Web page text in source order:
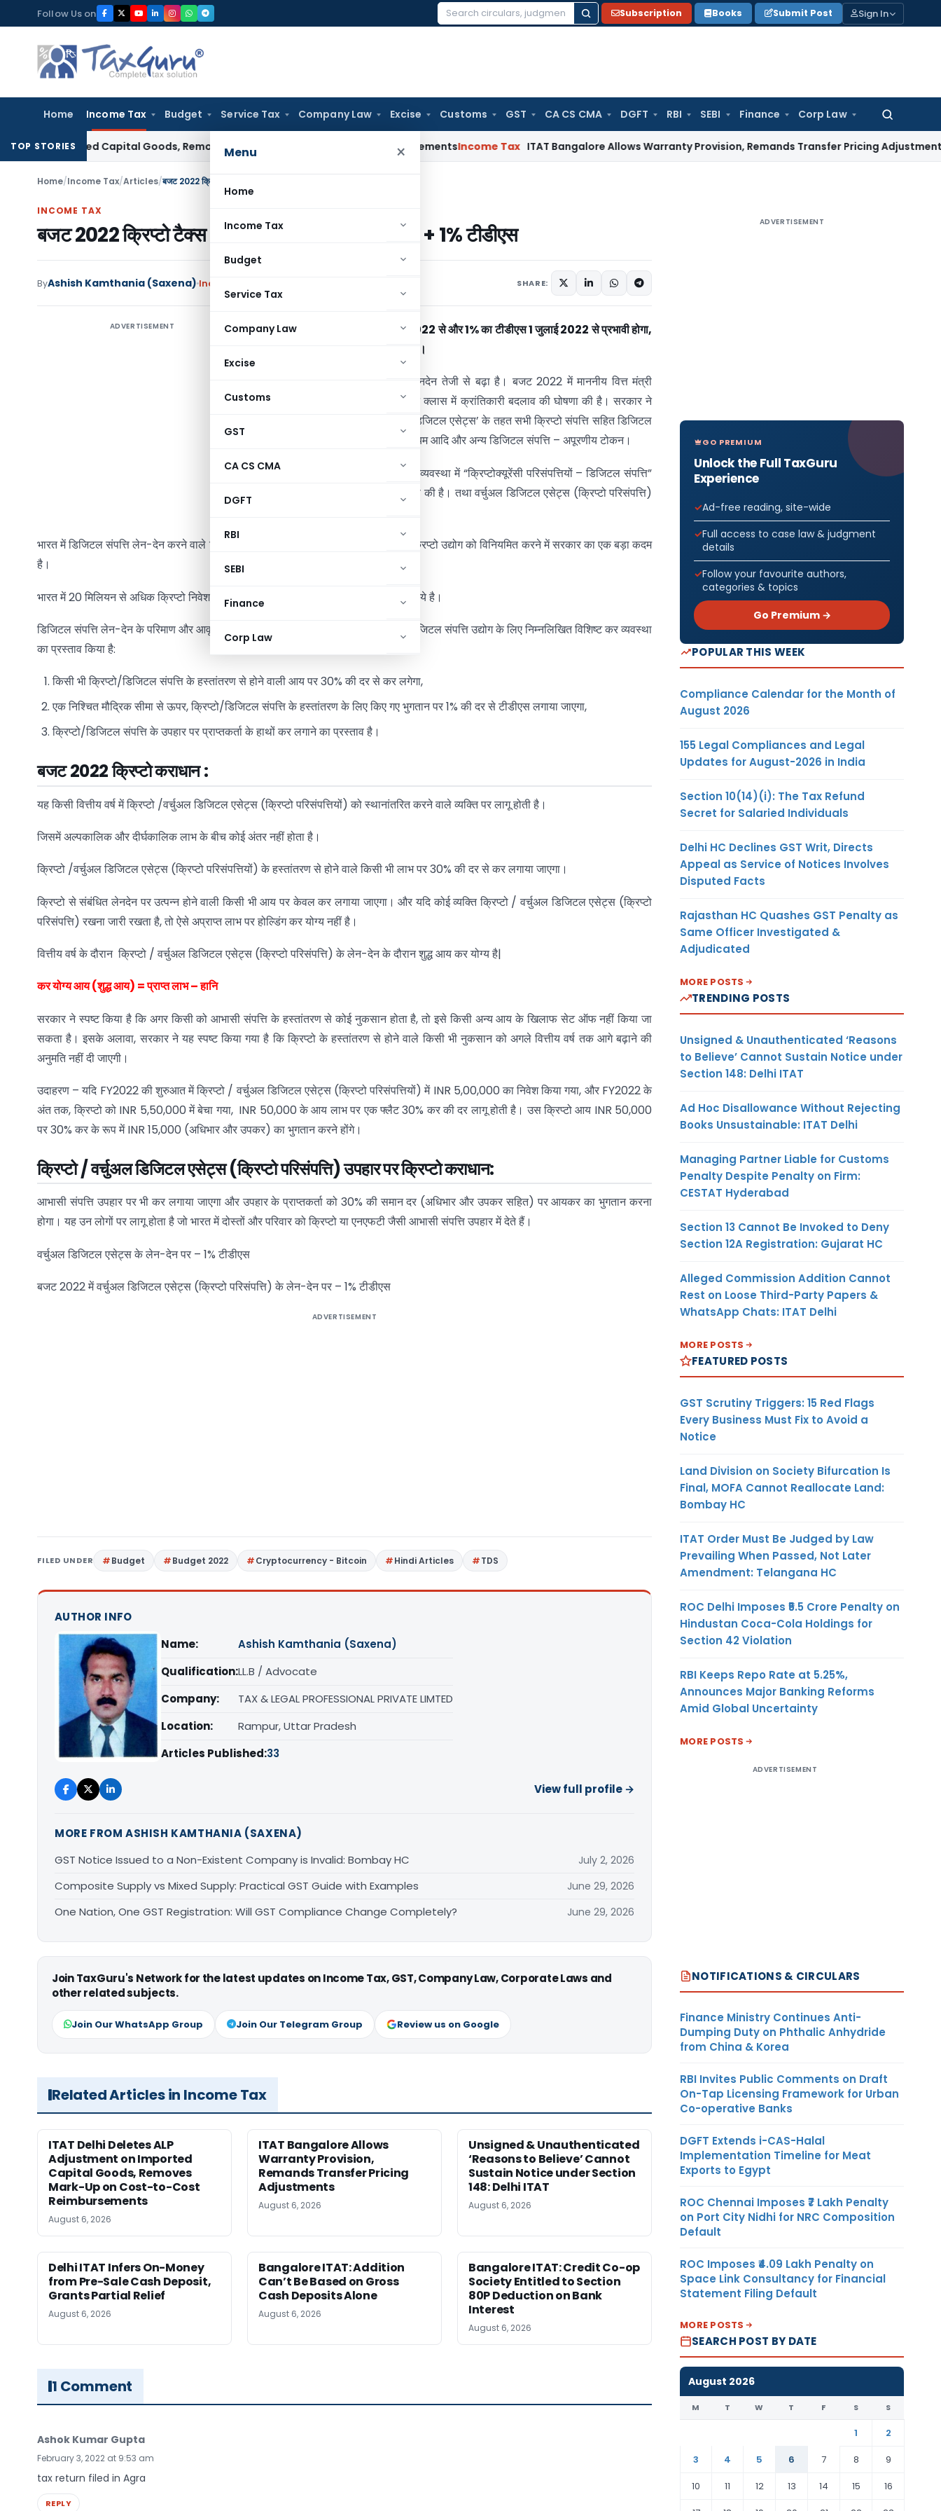
to
content
Follow Us on
Search
Subscription Books Submit Post Sign In
Home Income Tax Budget Service Tax Company Law Excise Customs GST CA CS CMA DGFT RBI SEBI Finance Corp Law
Search
Menu ×
Home
Income Tax
Budget
Service Tax
Company Law
Excise
Customs
GST
CA CS CMA
DGFT
RBI
SEBI
Finance
Corp Law
TOP STORIESCapital Goods, Removes Mark-Up on Cost-to-Cost Reimbursements Income Tax ITAT Bangalore Allows Warranty Provision, Remands Transfer Pricing Adjustments
Home/Income Tax/Articles/बजट 2022 क्रिप्टो टैक्स : सभी डिजिटल एसेट्स पर 30% + 1% टीडीएस
INCOME TAX
बजट 2022 क्रिप्टो टैक्स : सभी डिजिटल एसेट्स पर 30% + 1% टीडीएस
ByAshish Kamthania (Saxena) Income Tax SHARE:
ADVERTISEMENT यह प्रस्तावित अप्रैल 2022से और1%का टीडीएस1जुलाई2022से प्रभावी होगा,
से प्रभावी होगा।
पिछले कुछ वर्षों में डिजिटल संपत्ति में लेनदेन तेजी से बढ़ा है। बजट 2022 में माननीय वित्त मंत्री
श्रीमती निर्मला सीतारमण ने वर्चुअल एसेट क्लास में क्रांतिकारी बदलाव की घोषणा की है। सरकार ने
पहली बार आधिकारिक तौर पर ‘वर्चुअल डिजिटल एसेट्स’ के तहत सभी क्रिप्टो संपत्ति सहित डिजिटल
संपत्ति शामिल हैं। जैसे- बिटकॉइन, एथेरियम आदि और अन्य डिजिटल संपत्ति – अपूरणीय टोकन।
बजट 2022 में सरकार ने प्रस्तावित कर व्यवस्था में “क्रिप्टोक्यूरेंसी परिसंपत्तियों – डिजिटल संपत्ति”
के हस्तांतरण पर 30% आयकर की घोषणा की है। तथा वर्चुअल डिजिटल एसेट्स (क्रिप्टो परिसंपत्ति)
भारत में डिजिटल संपत्ति लेन-देन करने वाले निवेशकों और उद्यमियों को स्पष्टता प्रदान करने और क्रिप्टो उद्योग को विनियमित करने में सरकार का एक बड़ा कदम
है।
भारत में 20 मिलियन से अधिक क्रिप्टो निवेशक है, कुल क्रिप्टो होल्डिंग लगभग 40,000 करोड़ रुपये है।
डिजिटल संपत्ति लेन-देन के परिमाण और आवृत्ति को ध्यान में रखते हुए, सरकार ने बजट 2022 में डिजिटल संपत्ति उद्योग के लिए निम्नलिखित विशिष्ट कर व्यवस्था
का प्रस्ताव किया है:
किसी भी क्रिप्टो/डिजिटल संपत्ति के हस्तांतरण से होने वाली आय पर 30% की दर से कर लगेगा,
एक निश्चित मौद्रिक सीमा से ऊपर, क्रिप्टो/डिजिटल संपत्ति के हस्तांतरण के लिए किए गए भुगतान पर 1% की दर से टीडीएस लगाया जाएगा,
क्रिप्टो/डिजिटल संपत्ति के उपहार पर प्राप्तकर्ता के हाथों कर लगाने का प्रस्ताव है।
बजट2022क्रिप्टो कराधान :
यह किसी वित्तीय वर्ष में क्रिप्टो /वर्चुअल डिजिटल एसेट्स (क्रिप्टो परिसंपत्तियों) को स्थानांतरित करने वाले व्यक्ति पर लागू होती है।
जिसमें अल्पकालिक और दीर्घकालिक लाभ के बीच कोई अंतर नहीं होता है।
क्रिप्टो /वर्चुअल डिजिटल एसेट्स (क्रिप्टो परिसंपत्तियों) के हस्तांतरण से होने वाले किसी भी लाभ पर 30% की दर से कर लगाया जाएगा।
क्रिप्टो से संबंधित लेनदेन पर उत्पन्न होने वाली किसी भी आय पर केवल कर लगाया जाएगा। और यदि कोई व्यक्ति क्रिप्टो / वर्चुअल डिजिटल एसेट्स (क्रिप्टो
परिसंपत्ति) रखना जारी रखता है, तो ऐसे अप्राप्त लाभ पर होल्डिंग कर योग्य नहीं है।
वित्तीय वर्ष के दौरान क्रिप्टो / वर्चुअल डिजिटल एसेट्स (क्रिप्टो परिसंपत्ति) के लेन-देन के दौरान शुद्ध आय कर योग्य है|
कर योग्य आय (शुद्ध आय) = प्राप्त लाभ – हानि
सरकार ने स्पष्ट किया है कि अगर किसी को आभासी संपत्ति के हस्तांतरण से कोई नुकसान होता है, तो इसे किसी अन्य आय के खिलाफ सेट ऑफ नहीं किया जा
सकता है। इसके अलावा, सरकार ने यह स्पष्ट किया गया है कि क्रिप्टो के हस्तांतरण से होने वाले किसी भी नुकसान को अगले वित्तीय वर्ष तक आगे बढ़ाने की
अनुमति नहीं दी जाएगी।
उदाहरण – यदि FY2022 की शुरुआत में क्रिप्टो / वर्चुअल डिजिटल एसेट्स (क्रिप्टो परिसंपत्तियों) में INR 5,00,000 का निवेश किया गया, और FY2022 के
अंत तक, क्रिप्टो को INR 5,50,000 में बेचा गया, INR 50,000 के आय लाभ पर एक फ्लैट 30% कर की दर लागू होती है। उस क्रिप्टो आय INR 50,000
पर 30% कर के रूप में INR 15,000 (अधिभार और उपकर) का भुगतान करने होंगे।
क्रिप्टो / वर्चुअल डिजिटल एसेट्स (क्रिप्टो परिसंपत्ति) उपहार पर क्रिप्टो कराधान:
आभासी संपत्ति उपहार पर भी कर लगाया जाएगा और उपहार के प्राप्तकर्ता को 30% की समान दर (अधिभार और उपकर सहित) पर आयकर का भुगतान करना
होगा। यह उन लोगों पर लागू होता है जो भारत में दोस्तों और परिवार को क्रिप्टो या एनएफटी जैसी आभासी संपत्ति उपहार में देते हैं।
वर्चुअल डिजिटल एसेट्स के लेन-देन पर – 1% टीडीएस
बजट 2022 में वर्चुअल डिजिटल एसेट्स (क्रिप्टो परिसंपत्ति) के लेन-देन पर – 1% टीडीएस
ADVERTISEMENT
FILED UNDER Budget Budget 2022 Cryptocurrency - Bitcoin Hindi Articles TDS
AUTHOR INFO
Name:
Ashish Kamthania (Saxena)
Qualification:LL.B / Advocate
Company:
TAX & LEGAL PROFESSIONAL PRIVATE LIMTED
Location:
Rampur, Uttar Pradesh
Articles Published:33
View full profile →
MORE FROM ASHISH KAMTHANIA (SAXENA)
GST Notice Issued to a Non-Existent Company is Invalid: Bombay HC
July 2, 2026
Composite Supply vs Mixed Supply: Practical GST Guide with Examples June 29, 2026
One Nation, One GST Registration: Will GST Compliance Change Completely? June 29, 2026
Join TaxGuru's Network for the latest updates on Income Tax, GST, Company Law, Corporate Laws and
other related subjects.
Join Our WhatsApp Group Join Our Telegram Group Review us on Google
Related Articles in Income Tax
ITAT Delhi Deletes ALP
Adjustment on Imported
Capital Goods, Removes
Mark-Up on Cost-to-Cost
Reimbursements
August 6, 2026
ITAT Bangalore Allows
Warranty Provision,
Remands Transfer Pricing
Adjustments
August 6, 2026
Unsigned & Unauthenticated
‘Reasons to Believe’ Cannot
Sustain Notice under Section
148: Delhi ITAT
August 6, 2026
Delhi ITAT Infers On-Money
from Pre-Sale Cash Deposit,
Grants Partial Relief
August 6, 2026
Bangalore ITAT: Addition
Can’t Be Based on Gross
Cash Deposits Alone
August 6, 2026
Bangalore ITAT: Credit Co-op
Society Entitled to Section
80P Deduction on Bank
Interest
August 6, 2026
1 Comment
Ashok Kumar Gupta
February 3, 2022 at 9:53 am
tax return filed in Agra
REPLY
ADVERTISEMENT
GO PREMIUM
Unlock the Full TaxGuru
Experience
Ad-free reading, site-wide
Full access to case law & judgment
details
Follow your favourite authors,
categories & topics
Go Premium →
POPULAR THIS WEEK
Compliance Calendar for the Month of
August 2026
155 Legal Compliances and Legal
Updates for August-2026 in India
Section 10(14)(i): The Tax Refund
Secret for Salaried Individuals
Delhi HC Declines GST Writ, Directs
Appeal as Service of Notices Involves
Disputed Facts
Rajasthan HC Quashes GST Penalty as
Same Officer Investigated &
Adjudicated
MORE POSTS
TRENDING POSTS
Unsigned & Unauthenticated ‘Reasons
to Believe’ Cannot Sustain Notice under
Section 148: Delhi ITAT
Ad Hoc Disallowance Without Rejecting
Books Unsustainable: ITAT Delhi
Managing Partner Liable for Customs
Penalty Despite Penalty on Firm:
CESTAT Hyderabad
Section 13 Cannot Be Invoked to Deny
Section 12A Registration: Gujarat HC
Alleged Commission Addition Cannot
Rest on Loose Third-Party Papers &
WhatsApp Chats: ITAT Delhi
MORE POSTS
FEATURED POSTS
GST Scrutiny Triggers: 15 Red Flags
Every Business Must Fix to Avoid a
Notice
Land Division on Society Bifurcation Is
Final, MOFA Cannot Reallocate Land:
Bombay HC
ITAT Order Must Be Judged by Law
Prevailing When Passed, Not Later
Amendment: Telangana HC
ROC Delhi Imposes ₹5.5 Crore Penalty on
Hindustan Coca-Cola Holdings for
Section 42 Violation
RBI Keeps Repo Rate at 5.25%,
Announces Major Banking Reforms
Amid Global Uncertainty
MORE POSTS
ADVERTISEMENT
NOTIFICATIONS & CIRCULARS
Finance Ministry Continues Anti-
Dumping Duty on Phthalic Anhydride
from China & Korea
RBI Invites Public Comments on Draft
On-Tap Licensing Framework for Urban
Co-operative Banks
DGFT Extends i-CAS-Halal
Implementation Timeline for Meat
Exports to Egypt
ROC Chennai Imposes ₹7 Lakh Penalty
on Port City Nidhi for NRC Composition
Default
ROC Imposes ₹4.09 Lakh Penalty on
Space Link Consultancy for Financial
Statement Filing Default
MORE POSTS
SEARCH POST BY DATE
August 2026
M T W T F S S
1
2
3
4 5 6 7 8
9
10
11 12 13 14 15
16